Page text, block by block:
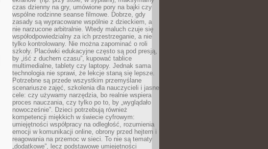
czas dzienny na gry, umówione pory na bajki czy
wspólne rodzinne seanse filmowe. Dobrze, gdy
zasady są wypracowane wspólnie z dzieckiem, a
nie narzucone arbitralnie. Wtedy maluch czuje się
współodpowiedzialny za ich przestrzeganie, a nie
tylko kontrolowany. Nie można zapominać o roli
szkoły. Placówki edukacyjne często są pod presją,
by „iść z duchem czasu”, kupować tablice
multimedialne, tablety czy laptopy. Jednak sama
technologia nie sprawi, że lekcje staną się lepsze.
Potrzebne są przede wszystkim przemyślane
scenariusze zajęć, szkolenia dla nauczycieli i jasne
cele: czy używamy narzędzia, bo realnie wspiera
proces nauczania, czy tylko po to, by „wyglądało
nowocześnie”. Dzieci potrzebują również
kompetencji miękkich w świecie cyfrowym:
umiejętności współpracy na odległość, rozumienia
emocji w komunikacji online, obrony przed hejtem i
reagowania na przemoc w sieci. To nie są tematy
„dodatkowe”, lecz podstawowe umiejętności